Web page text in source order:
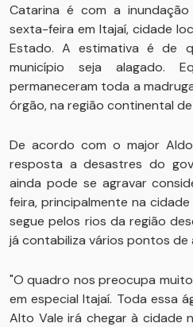
Catarina é com a
sexta-feira em Itajaí, cidade
Estado. A estimativa é de
município seja alagado.
permaneceram toda a
órgão, na região continental
De acordo com o major
resposta a desastres do
ainda pode se agravar
feira, principalmente na
segue pelos rios da região
já contabiliza vários pontos de
"O quadro nos preocupa muito
em especial Itajaí. Toda essa
Alto Vale irá chegar à cidade